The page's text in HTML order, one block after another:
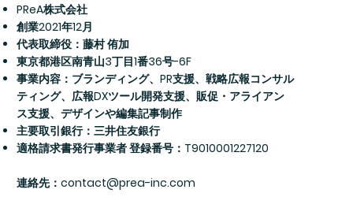
PReA株式会社
創業2021年12月
代表取締役：藤村 侑加
​東京都港区南青山3丁目1番36号-6F
事業内容：ブランディング、PR支援、戦略広報コンサル
ティング、広報DXツール開発支援、販促・アライアン
ス支援、デザインや編集記事制作
主要取引銀行：三井住友銀行
適格請求書発行事業者 登録番号：T9010001227120
​連絡先：contact@prea-inc.com